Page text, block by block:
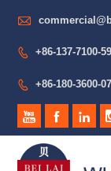

 +86-137-7100-
 +86-180-3600-
  